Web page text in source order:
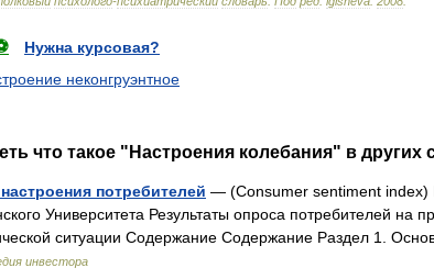
Нужна курсовая?
неконгруэнтное
что такое "Настроения колебания" в других
потребителей — (Consumer sentiment index)
Университета Результаты опроса потребителей на
ситуации Содержание Содержание Раздел 1.
инвестора